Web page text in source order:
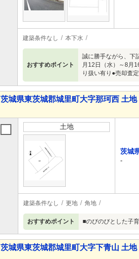
建築条件なし 本下水
おすすめポイント
誠に勝手ながら、下
月12日（水）～8月
り扱い有り●売却査
茨城県東茨城郡城里町大字那珂西 土地
土地
茨城
-
建築条件なし 更地 角地
おすすめポイント ■のびのびとした子
茨城県東茨城郡城里町大字下青山 土地